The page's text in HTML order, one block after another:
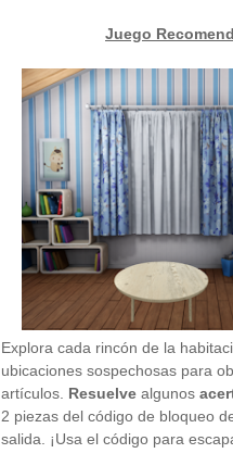
Juego
Explora cada rincón de la
ubicaciones sospechosas para
artículos. Resuelve algunos
2 piezas del código de bloqueo
salida. ¡Usa el código para